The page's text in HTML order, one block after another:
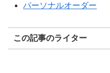
パーソナルオーダー
この記事のライター